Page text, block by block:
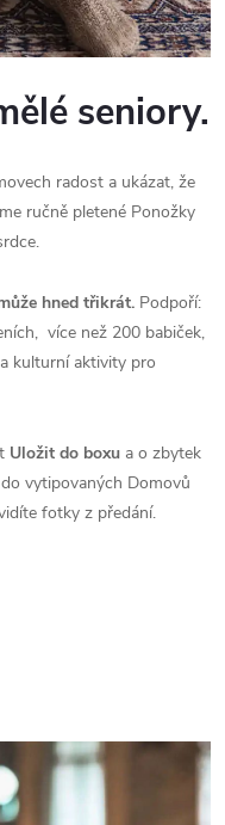
seniory.
radost a ukázat, že
ručně pletené Ponožky
hned třikrát. Podpoří:
více než 200 babiček,
kulturní aktivity pro
Uložit do boxu a o zbytek
vytipovaných Domovů
fotky z předání.